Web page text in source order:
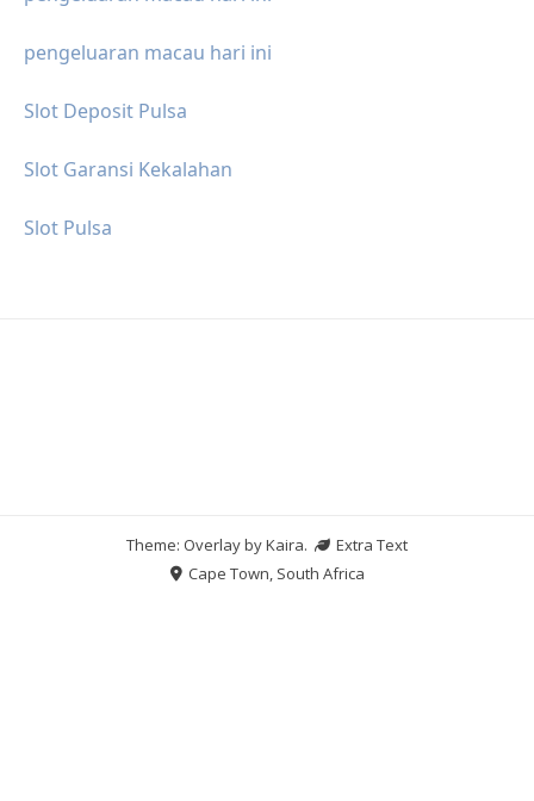
pengeluaran macau hari ini
Slot Deposit Pulsa
Slot Garansi Kekalahan
Slot Pulsa
Theme: Overlay byKaira.
Extra Text
Cape Town, South Africa